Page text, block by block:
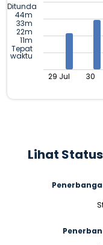
Ditunda
44m
33m
22m
11m
Tepat
waktu
29 Jul 30
Lihat